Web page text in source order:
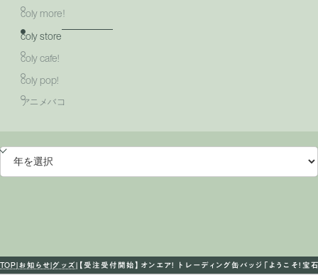
TOP お知らせグッズ 【受注受付開始】オンエア！ トレーディング缶バッジ「ようこそ！
coly more！
coly store
coly cafe!
coly pop!
アニメバコ